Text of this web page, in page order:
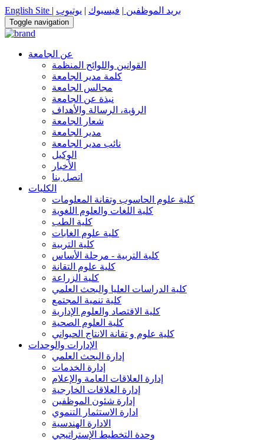
English Site | بريد الموظفين | فيسبوك | يوتيوب
Toggle navigation
عن الجامعة
القوانين واللوائح المنظمة
كلمة مدير الجامعة
مجالس الجامعة
نبذة عن الجامعة
الرؤية، الرسالة والأهداف
شعار الجامعة
مدير الجامعة
نائب مدير الجامعة
الوكيل
الأخبار
اتصل بنا
الكليات
كلية علوم الحاسوب وتقانة المعلومات
كلية اللغات والعلوم اللغوية
كلية الطب
كلية علوم الغابات
كلية التربية
كلية التربية - مرحلة الأساس
كلية علوم التقانة
كلية الزراعة
كلية الدراسات العليا والبحث العلمي
كلية تنمية المجتمع
كلية الاقتصاد والعلوم الإدارية
كلية العلوم الصحية
كلية علوم و تقانة الانتاج الحيواني
الإدارات والوحدات
إدارة البحث العلمي
إدارة الخدمات
إدارة العلاقات العامة والإعلام
إدارة العلاقات الخارجية
إدارة شئون الموظفين
ادارة الاستثمار التنموي
الادارة الهندسية
وحدة التخطيط الإستراتيجي